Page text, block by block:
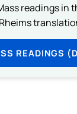
readings in
Rheims
READINGS